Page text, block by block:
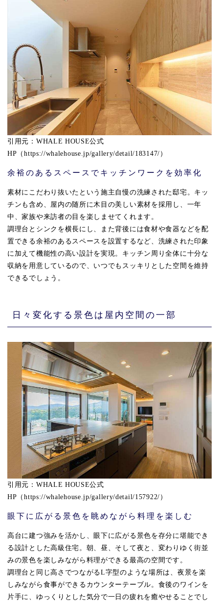
引用元：WHALE HOUSE公式
HP（https://whalehouse.jp/gallery/detail/183147/）
余裕のあるスペースでキッチンワークを効率化
素材にこだわり抜いたという施主自慢の洗練された邸宅。キッ
チンも含め、屋内の随所に木目の美しい素材を採用し、一年
中、家族や来訪者の目を楽しませてくれます。
調理台とシンクを横長にし、また背後には食材や食器などを配
置できる余裕のあるスペースを設置するなど、洗練された印象
に加えて機能性の高い設計を実現。キッチン周り全体に十分な
収納を用意しているので、いつでもスッキリとした空間を維持
できるでしょう。
日々変化する景色は屋内空間の一部
引用元：WHALE HOUSE公式
HP（https://whalehouse.jp/gallery/detail/157922/）
眼下に広がる景色を眺めながら料理を楽しむ
高台に建つ強みを活かし、眼下に広がる景色を存分に堪能でき
る設計とした高級住宅。朝、昼、そして夜と、変わりゆく街並
みの景色を楽しみながら料理ができる最高の空間です。
調理台と同じ高さでつながるL字型のような場所は、夜景を楽
しみながら食事ができるカウンターテーブル。食後のワインを
片手に、ゆっくりとした気分で一日の疲れを癒やせることでし